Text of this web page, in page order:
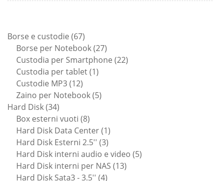
Borse e custodie 6767
prodotti
Borse per Notebook 2727
prodotti
Custodia per Smartphone 2222
Custodia per tablet 11
Custodie MP3 1212
prodotti
Zaino per Notebook 55
Hard Disk 3434
prodotti
Box esterni vuoti 88
prodotti
Hard Disk Data Center 11
prodotto
Hard Disk Esterni 2.5'' 33
prodotti
Hard Disk interni audio e video 55
Hard Disk interni per NAS 1313
Hard Disk Sata3 - 3.5'' 44